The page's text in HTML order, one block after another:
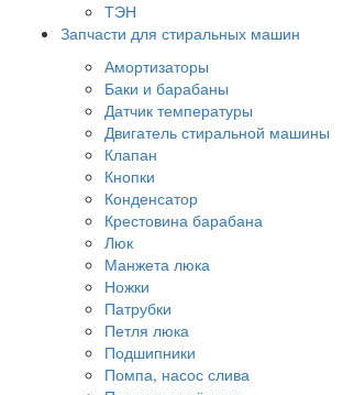
ТЭН
Запчасти для стиральных машин
Амортизаторы
Баки и барабаны
Датчик температуры
Двигатель стиральной машины
Клапан
Кнопки
Конденсатор
Крестовина барабана
Люк
Манжета люка
Ножки
Патрубки
Петля люка
Подшипники
Помпа, насос слива